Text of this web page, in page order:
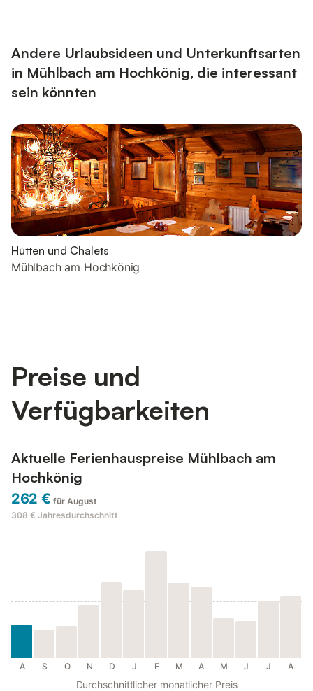
gr.Wohnküche mit Sat-TV; 2 Balkone ...
Andere Urlaubsideen und Unterkunftsarten
in Mühlbach am Hochkönig, die interessant
sein könnten
Hütten und Chalets
Mühlbach am Hochkönig
Preise und
Verfügbarkeiten
Aktuelle Ferienhauspreise Mühlbach am
Hochkönig
262 € für August
308 € Jahresdurchschnitt
A S O N D J F M A M J J A
Durchschnittlicher monatlicher Preis